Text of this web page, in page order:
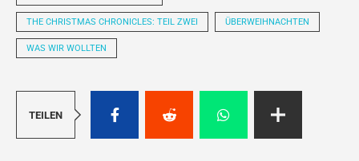
THE CHRISTMAS CHRONICLES: TEIL ZWEI ÜBERWEIHNACHTEN
WAS WIR WOLLTEN
TEILEN